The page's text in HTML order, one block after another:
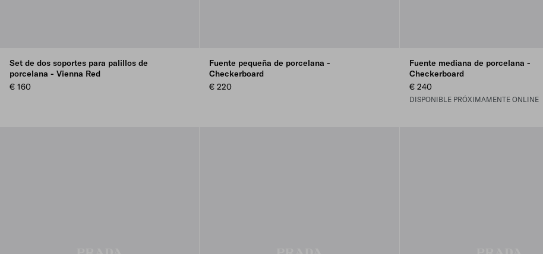
Set de dos soportes para palillos de
porcelana - Vienna Red
€ 160
Fuente pequeña de porcelana -
Checkerboard
€ 220
Fuente mediana de porcelana -
Checkerboard
€ 240
DISPONIBLE PRÓXIMAMENTE ONLINE